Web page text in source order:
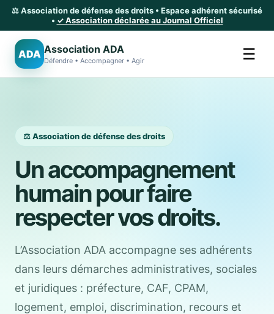
⚖️ Association de défense des droits • Espace adhérent sécurisé
• ✓ Association déclarée au Journal Officiel
ADA Association ADA
Défendre • Accompagner • Agir ☰
⚖️ Association de défense des droits
Un accompagnement
humain pour faire
respecter vos droits.
L’Association ADA accompagne ses adhérents
dans leurs démarches administratives, sociales
et juridiques : préfecture, CAF, CPAM,
logement, emploi, discrimination, recours et